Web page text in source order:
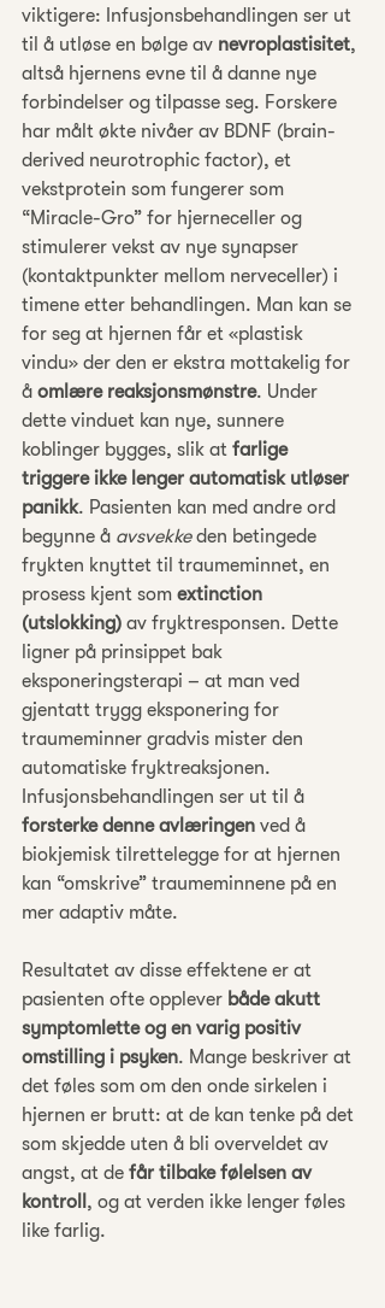
viktigere: Infusjonsbehandlingen ser ut
til å utløse en bølge av nevroplastisitet,
altså hjernens evne til å danne nye
forbindelser og tilpasse seg. Forskere
har målt økte nivåer av BDNF (brain-
derived neurotrophic factor), et
vekstprotein som fungerer som
“Miracle-Gro” for hjerneceller og
stimulerer vekst av nye synapser
(kontaktpunkter mellom nerveceller) i
timene etter behandlingen. Man kan se
for seg at hjernen får et «plastisk
vindu» der den er ekstra mottakelig for
å omlære reaksjonsmønstre. Under
dette vinduet kan nye, sunnere
koblinger bygges, slik at farlige
triggere ikke lenger automatisk utløser
panikk. Pasienten kan med andre ord
begynne å avsvekke den betingede
frykten knyttet til traumeminnet, en
prosess kjent som extinction
(utslokking) av fryktresponsen. Dette
ligner på prinsippet bak
eksponeringsterapi – at man ved
gjentatt trygg eksponering for
traumeminner gradvis mister den
automatiske fryktreaksjonen.
Infusjonsbehandlingen ser ut til å
forsterke denne avlæringen ved å
biokjemisk tilrettelegge for at hjernen
kan “omskrive” traumeminnene på en
mer adaptiv måte.
Resultatet av disse effektene er at
pasienten ofte opplever både akutt
symptomlette og en varig positiv
omstilling i psyken. Mange beskriver at
det føles som om den onde sirkelen i
hjernen er brutt: at de kan tenke på det
som skjedde uten å bli overveldet av
angst, at de får tilbake følelsen av
kontroll , og at verden ikke lenger føles
like farlig.